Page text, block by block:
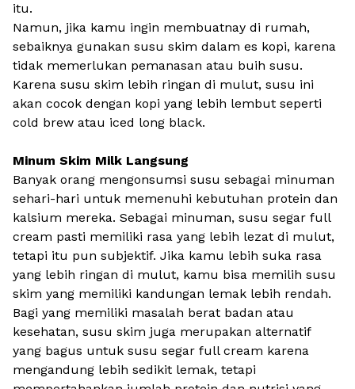
itu.
Namun, jika kamu ingin membuatnay di rumah,
sebaiknya gunakan susu skim dalam es kopi, karena
tidak memerlukan pemanasan atau buih susu.
Karena susu skim lebih ringan di mulut, susu ini
akan cocok dengan kopi yang lebih lembut seperti
cold brew atau iced long black.
Minum Skim Milk Langsung
Banyak orang mengonsumsi susu sebagai minuman
sehari-hari untuk memenuhi kebutuhan protein dan
kalsium mereka. Sebagai minuman, susu segar full
cream pasti memiliki rasa yang lebih lezat di mulut,
tetapi itu pun subjektif. Jika kamu lebih suka rasa
yang lebih ringan di mulut, kamu bisa memilih susu
skim yang memiliki kandungan lemak lebih rendah.
Bagi yang memiliki masalah berat badan atau
kesehatan, susu skim juga merupakan alternatif
yang bagus untuk susu segar full cream karena
mengandung lebih sedikit lemak, tetapi